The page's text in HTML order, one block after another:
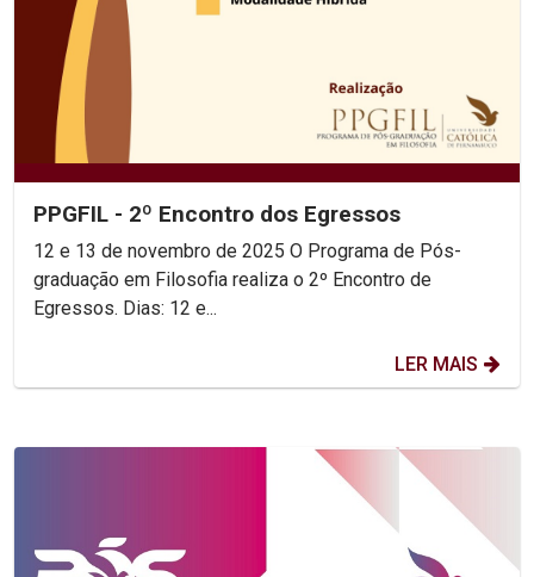
PPGFIL - 2º Encontro dos Egressos
12 e 13 de novembro de 2025 O Programa de Pós-
graduação em Filosofia realiza o 2º Encontro de
Egressos. Dias: 12 e...
LER MAIS